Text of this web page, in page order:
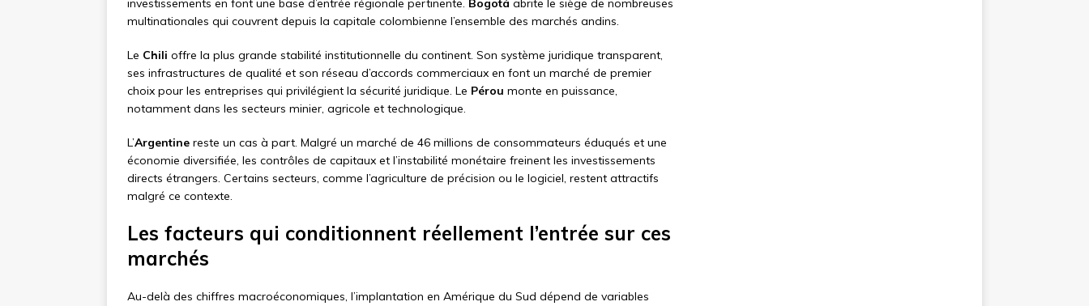
investissements en font une base d’entrée régionale pertinente. Bogotá abrite le siège de nombreuses
multinationales qui couvrent depuis la capitale colombienne l’ensemble des marchés andins.
Le Chili offre la plus grande stabilité institutionnelle du continent. Son système juridique transparent,
ses infrastructures de qualité et son réseau d’accords commerciaux en font un marché de premier
choix pour les entreprises qui privilégient la sécurité juridique. Le Pérou monte en puissance,
notamment dans les secteurs minier, agricole et technologique.
L’Argentine reste un cas à part. Malgré un marché de 46 millions de consommateurs éduqués et une
économie diversifiée, les contrôles de capitaux et l’instabilité monétaire freinent les investissements
directs étrangers. Certains secteurs, comme l’agriculture de précision ou le logiciel, restent attractifs
malgré ce contexte.
Les facteurs qui conditionnent réellement l’entrée sur ces
marchés
Au-delà des chiffres macroéconomiques, l’implantation en Amérique du Sud dépend de variables